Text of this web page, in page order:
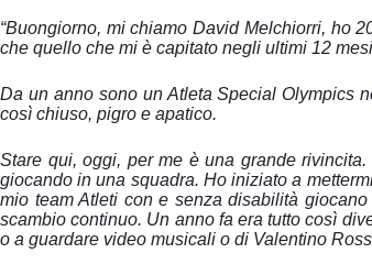
“Buongiorno, mi chiamoDavidMelchiorri, ho
che quello che mi è capitato negli ultimi 12
Da un anno sono un Atleta Special Olympics
così chiuso, pigro e apatico.
Stare qui, oggi, per me è una grande
giocando in una squadra. Ho iniziato a
mio team Atleti con e senza disabilità
scambio continuo. Un anno fa era tutto così
o a guardare video musicali o di Valentino